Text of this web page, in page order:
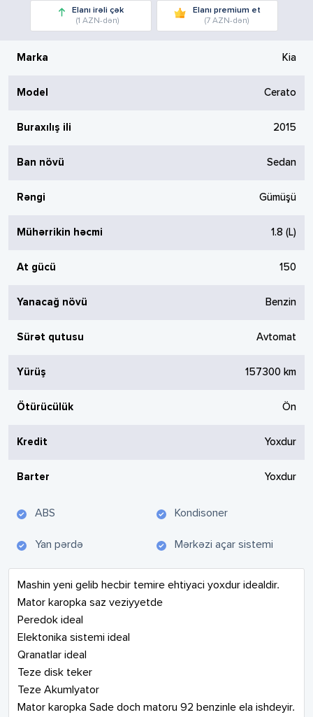
Elanı irəli çək
(1 AZN-dən)
Elanı premium et
(7 AZN-dən)
Marka Kia
Model Cerato
Buraxılış ili 2015
Ban növü Sedan
Rəngi Gümüşü
Mühərrikin həcmi 1.8 (L)
At gücü 150
Yanacağ növü Benzin
Sürət qutusu Avtomat
Yürüş 157300 km
Ötürücülük Ön
Kredit Yoxdur
Barter Yoxdur
ABS Kondisoner
Yan pərdə Mərkəzi açar sistemi
Mashin yeni gelib hecbir temire ehtiyaci yoxdur idealdir.
Mator karopka saz veziyyetde
Peredok ideal
Elektonika sistemi ideal
Qranatlar ideal
Teze disk teker
Teze Akumlyator
Mator karopka Sade doch matoru 92 benzinle ela ishdeyir.